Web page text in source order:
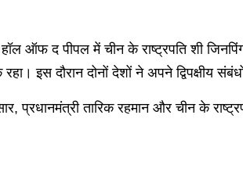
ऑफ द पीपल में चीन के राष्ट्रपति शी जिनपिंग
इस दौरान दोनों देशों ने अपने द्विपक्षीय
तारिक रहमान और चीन के